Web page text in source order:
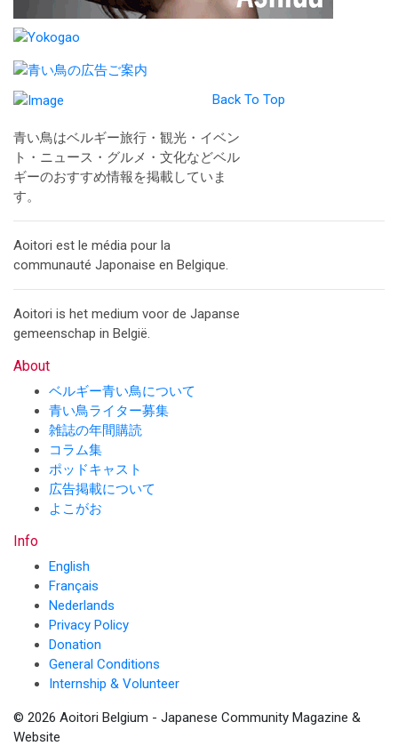
Back To Top
青い鳥はベルギー旅行・観光・イベン
ト・ニュース・グルメ・文化などベル
ギーのおすすめ情報を掲載していま
す。
Aoitori est le média pour la
communauté Japonaise en Belgique.
Aoitori is het medium voor de Japanse
gemeenschap in België.
About
ベルギー青い鳥について
青い鳥ライター募集
雑誌の年間購読
コラム集
ポッドキャスト
広告掲載について
よこがお
Info
English
Français
Nederlands
Privacy Policy
Donation
General Conditions
Internship & Volunteer
© 2026 Aoitori Belgium - Japanese Community Magazine &
Website